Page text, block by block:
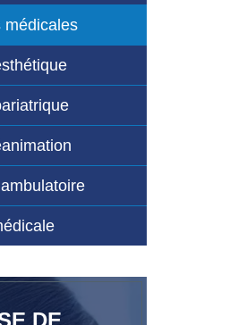
médicales
DE